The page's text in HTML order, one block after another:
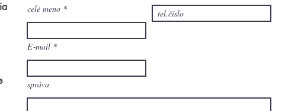
celé meno
E‑mail
správa